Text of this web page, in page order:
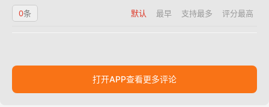
默认 最早 支持最多 评分最高
0条
打开APP查看更多评论